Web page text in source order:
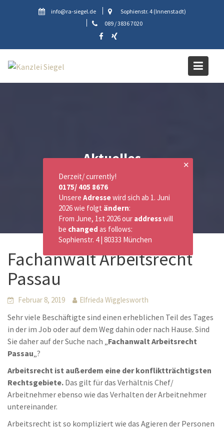
info@ra-siegel.de
Sophienstr. 4 (Innenstadt)
089 / 3836 7020
Aktuelles
Fachanwalt Arbeitsrecht
Passau
Februar 8, 2019 Elfrieda Wigglesworth
Sehr viele Beschäftigte sind einen erheblichen Teil des Tages
in der im Job oder auf dem Weg dahin oder nach Hause. Sind
Sie daher auf der Suche nach „Fachanwalt Arbeitsrecht
Passau„?
Arbeitsrecht ist außerdem eine der konfliktträchtigsten
Rechtsgebiete. Das gilt für das Verhältnis Chef/
Arbeitnehmer ebenso wie das Verhalten der Arbeitnehmer
untereinander.
Arbeitsrecht ist so kompliziert wie das Agieren der Personen
✕
Derzeit/ currently!
0175/ 405 8676
Unsere Adressewird sich ab 1. Juni
2026 wie folgt ändern:
From June, 1st 2026 our addresswill
be changed as follows:
Sophienstr. 4 | 80333 München